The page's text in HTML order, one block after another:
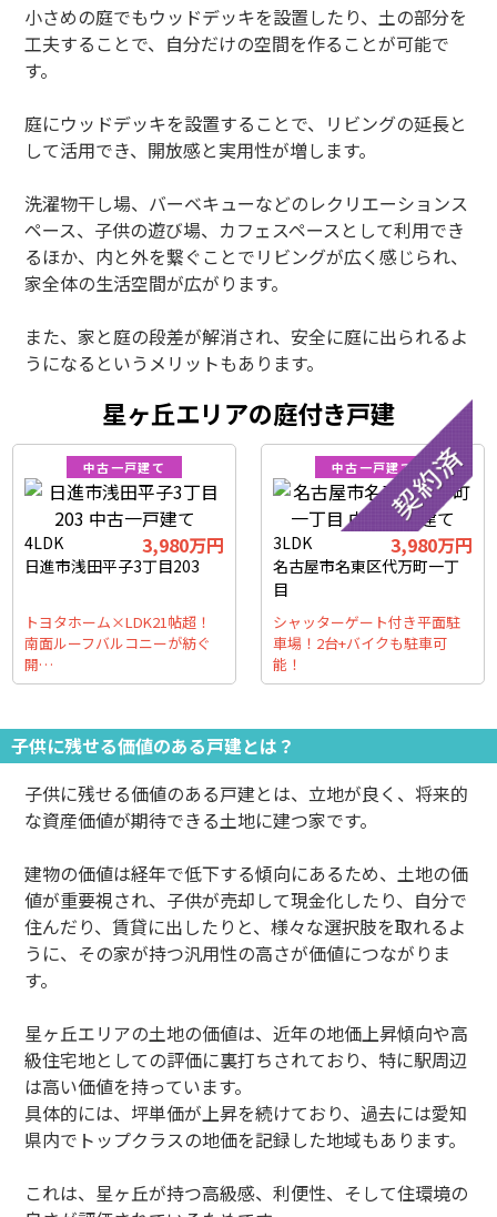
小さめの庭でもウッドデッキを設置したり、土の部分を
工夫することで、自分だけの空間を作ることが可能で
す。
庭にウッドデッキを設置することで、リビングの延長と
して活用でき、開放感と実用性が増します。
洗濯物干し場、バーベキューなどのレクリエーションス
ペース、子供の遊び場、カフェスペースとして利用でき
るほか、内と外を繋ぐことでリビングが広く感じられ、
家全体の生活空間が広がります。
また、家と庭の段差が解消され、安全に庭に出られるよ
うになるというメリットもあります。
星ヶ丘エリアの庭付き戸建
中古一戸建て
4LDK 3,980万円
日進市浅田平子3丁目203
トヨタホーム×LDK21帖超！
南面ルーフバルコニーが紡ぐ
開…
中古一戸建て
3LDK 3,980万円
名古屋市名東区代万町一丁
目
シャッターゲート付き平面駐
車場！2台+バイクも駐車可
能！
子供に残せる価値のある戸建とは？
子供に残せる価値のある戸建とは、立地が良く、将来的
な資産価値が期待できる土地に建つ家です。
建物の価値は経年で低下する傾向にあるため、土地の価
値が重要視され、子供が売却して現金化したり、自分で
住んだり、賃貸に出したりと、様々な選択肢を取れるよ
うに、その家が持つ汎用性の高さが価値につながりま
す。
星ヶ丘エリアの土地の価値は、近年の地価上昇傾向や高
級住宅地としての評価に裏打ちされており、特に駅周辺
は高い価値を持っています。
具体的には、坪単価が上昇を続けており、過去には愛知
県内でトップクラスの地価を記録した地域もあります。
これは、星ヶ丘が持つ高級感、利便性、そして住環境の